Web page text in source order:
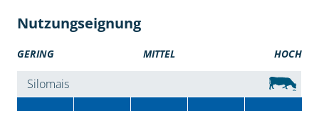
Nutzungseignung
GERING MITTEL HOCH
Silomais